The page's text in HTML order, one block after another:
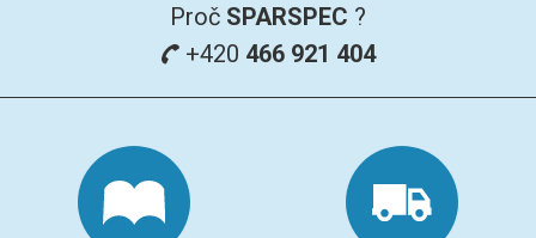
RAMAN
Proč SPARSPEC ?
+420 466 921 404